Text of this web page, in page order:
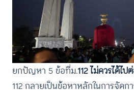
ยกปัญหา 5 ข้อที่ม.112 ไม่ควรได้ไป
112 กลายเป็นข้อหาหลักในการจัด